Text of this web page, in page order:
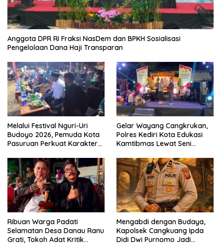
Anggota DPR RI Fraksi NasDem dan BPKH Sosialisasi
Pengelolaan Dana Haji Transparan
Melalui Festival Nguri-Uri
Budoyo 2026, Pemuda Kota
Pasuruan Perkuat Karakter
Narkoba
Gelar Wayang Cangkrukan,
Polres Kediri Kota Edukasi
Kamtibmas Lewat Seni
Ribuan Warga Padati
Selamatan Desa Danau Ranu
Grati, Tokoh Adat Kritik
Mengabdi dengan Budaya,
Kapolsek Cangkuang Ipda
Didi Dwi Purnomo Jadi